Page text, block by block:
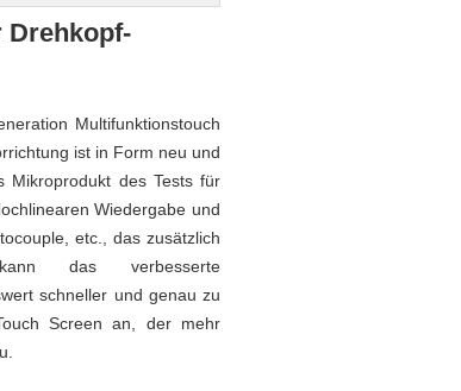
Drehkopf-
Multifunktionstouch
ist in Form neu und
Mikroprodukt des Tests für
Wiedergabe und
etc., das zusätzlich
das verbesserte
schneller und genau zu
Screen an, der mehr